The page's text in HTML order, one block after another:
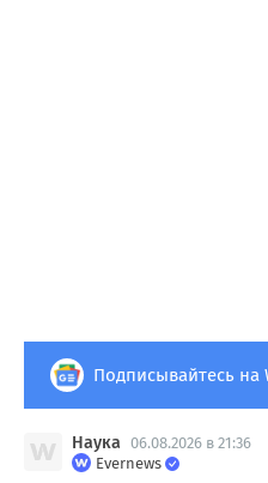
Подписывайтесь на
Наука 06.08.2026 в 21:36
Evernews